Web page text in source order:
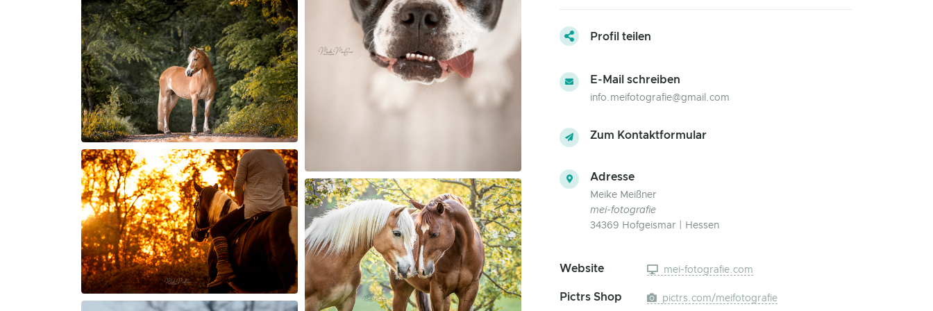
Profil teilen
E-Mail schreiben
info.meifotografie@gmail.com
Zum Kontaktformular
Adresse
Meike Meißner
mei-fotografie
34369 Hofgeismar | Hessen
Website mei-fotografie.com
Pictrs Shop pictrs.com/meifotografie